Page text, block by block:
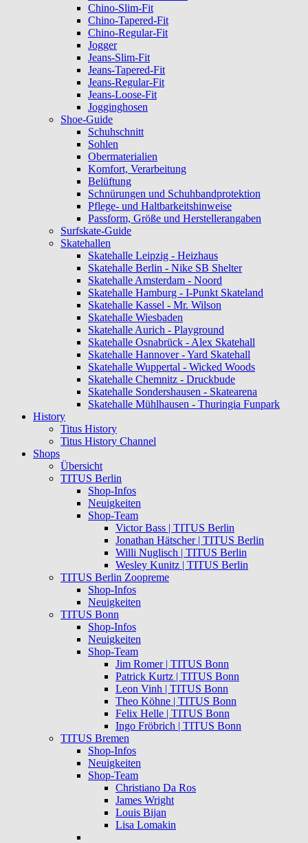
Chino-Slim-Fit
Chino-Tapered-Fit
Chino-Regular-Fit
Jogger
Jeans-Slim-Fit
Jeans-Tapered-Fit
Jeans-Regular-Fit
Jeans-Loose-Fit
Jogginghosen
Shoe-Guide
Schuhschnitt
Sohlen
Obermaterialien
Komfort, Verarbeitung
Belüftung
Schnürungen und Schuhbandprotektion
Pflege- und Haltbarkeitshinweise
Passform, Größe und Herstellerangaben
Surfskate-Guide
Skatehallen
Skatehalle Leipzig - Heizhaus
Skatehalle Berlin - Nike SB Shelter
Skatehalle Amsterdam - Noord
Skatehalle Hamburg - I-Punkt Skateland
Skatehalle Kassel - Mr. Wilson
Skatehalle Wiesbaden
Skatehalle Aurich - Playground
Skatehalle Osnabrück - Alex Skatehall
Skatehalle Hannover - Yard Skatehall
Skatehalle Wuppertal - Wicked Woods
Skatehalle Chemnitz - Druckbude
Skatehalle Sondershausen - Skatearena
Skatehalle Mühlhausen - Thuringia Funpark
History
Titus History
Titus History Channel
Shops
Übersicht
TITUS Berlin
Shop-Infos
Neuigkeiten
Shop-Team
Victor Bass | TITUS Berlin
Jonathan Hätscher | TITUS Berlin
Willi Nuglisch | TITUS Berlin
Wesley Kunitz | TITUS Berlin
TITUS Berlin Zoopreme
Shop-Infos
Neuigkeiten
TITUS Bonn
Shop-Infos
Neuigkeiten
Shop-Team
Jim Romer | TITUS Bonn
Patrick Kurtz | TITUS Bonn
Leon Vinh | TITUS Bonn
Theo Köhne | TITUS Bonn
Felix Helle | TITUS Bonn
Ingo Fröbrich | TITUS Bonn
TITUS Bremen
Shop-Infos
Neuigkeiten
Shop-Team
Christiano Da Ros
James Wright
Louis Bijan
Lisa Lomakin